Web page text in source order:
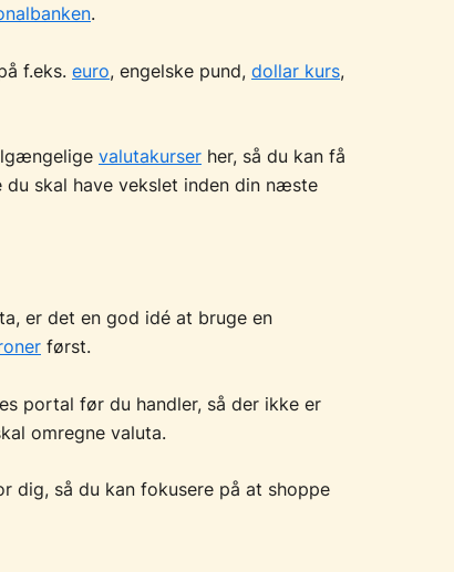
.
f.eks. euro, engelske pund, dollar kurs,
valutakurser her, så du kan få
skal have vekslet inden din næste
er det en god idé at bruge en
først.
portal før du handler, så der ikke er
omregne valuta.
dig, så du kan fokusere på at shoppe